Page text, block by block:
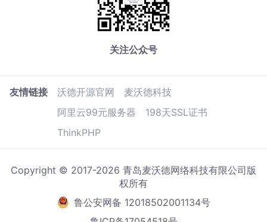
关注公众号
友情链接 沃德开源官网
麦沃德科技
阿里云99元服务器
198天SSL证书
ThinkPHP
Copyright © 2017-2026 青岛麦沃德网络科技有限公司版
权所有
鲁公安网备 12018502001134号